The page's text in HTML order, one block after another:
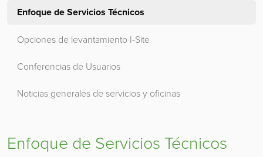
Enfoque de Servicios Técnicos
Opciones de levantamiento I-Site
Conferencias de Usuarios
Noticias generales de servicios y oficinas
Enfoque de Servicios Técnicos